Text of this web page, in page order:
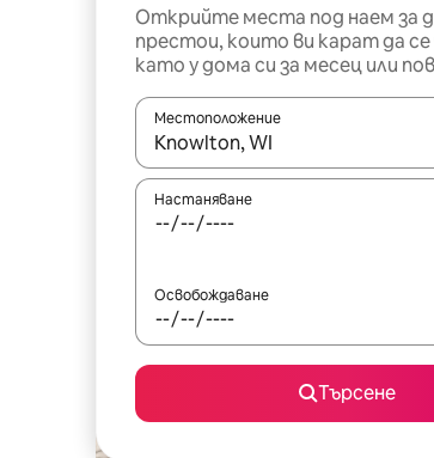
Открийте места под наем за
престои, които ви карат да
като у дома си за месец или
Местоположение
Когато резултатите се
Настаняване
Освобождаване
Търсене